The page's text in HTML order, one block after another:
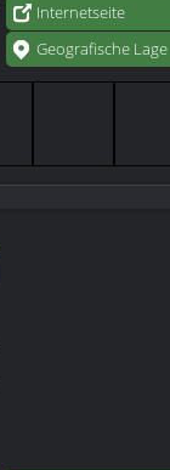
Internetseite
Geografische Lage